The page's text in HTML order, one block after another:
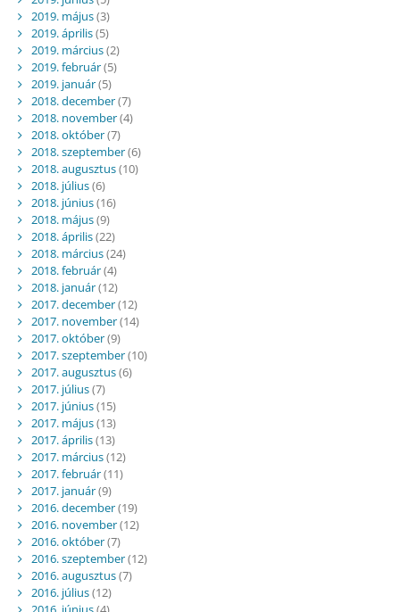
2019. május(3)
2019. április(5)
2019. március(2)
2019. február(5)
2019. január(5)
2018. december(7)
2018. november(4)
2018. október(7)
2018. szeptember(6)
2018. augusztus(10)
2018. július(6)
2018. június(16)
2018. május(9)
2018. április(22)
2018. március(24)
2018. február(4)
2018. január(12)
2017. december(12)
2017. november(14)
2017. október(9)
2017. szeptember(10)
2017. augusztus(6)
2017. július(7)
2017. június(15)
2017. május(13)
2017. április(13)
2017. március(12)
2017. február(11)
2017. január(9)
2016. december(19)
2016. november(12)
2016. október(7)
2016. szeptember(12)
2016. augusztus(7)
2016. július(12)